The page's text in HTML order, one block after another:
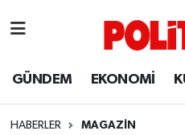
GÜNDEM EKONOMİ
HABERLER MAGAZİN
Ayvalık
Balıkesir Hava